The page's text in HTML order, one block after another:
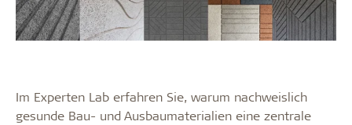
Im Experten Lab erfahren Sie, warum nachweislich
gesunde Bau- und Ausbaumaterialien eine zentrale